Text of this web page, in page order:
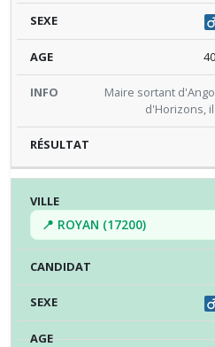
40
Maire sortant
d'Horizons,
📍 ROYAN (17200)